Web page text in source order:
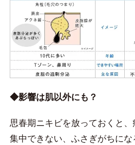
◆影響は肌以外にも？
思春期ニキビを放っておくと
集中できない、ふさぎがちに